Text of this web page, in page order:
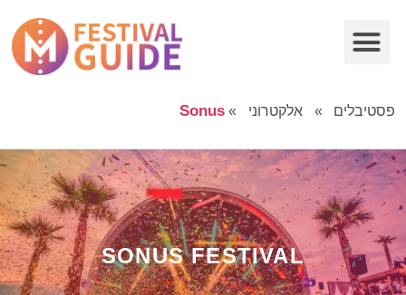
פסטיבלים » אלקטרוני »
Sonus
SONUS FESTIVAL